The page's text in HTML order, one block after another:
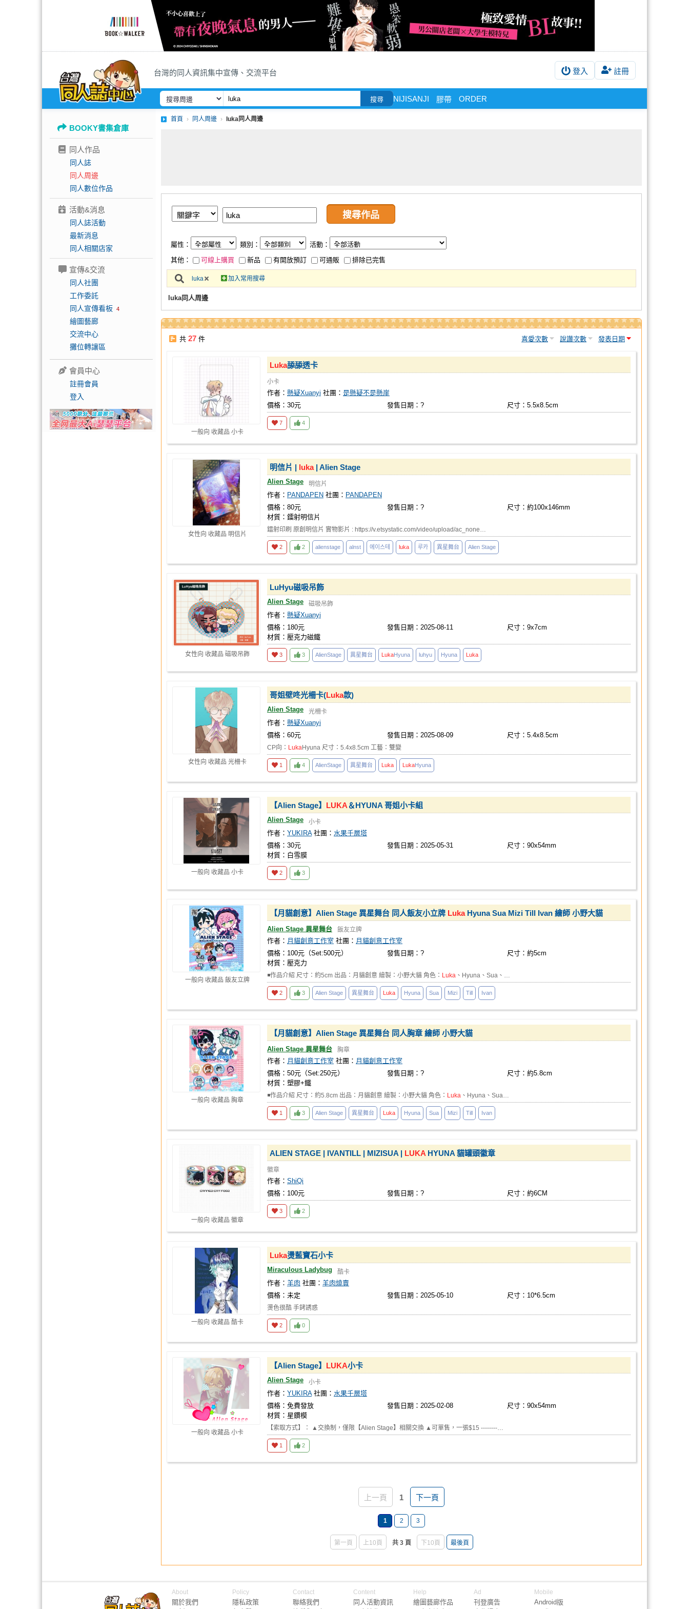
台灣的同人資訊集中宣傳、交流平台 登入 註冊
搜尋 NIJISANJI 膠帶 ORDER
BOOKY書集倉庫
同人作品
同人誌
同人周邊
同人數位作品
活動&消息
同人誌活動
最新消息
同人相關店家
宣傳&交流
同人社團
工作委託
同人宣傳看板 4
繪圖藝廊
交流中心
攤位轉讓區
會員中心
註冊會員
登入
首頁 同人周邊 luka同人周邊
屬性： 類別：
活動：
其他：
可線上購買 新品 有開放預訂 可通販 排除已完售
luka 加入常用搜尋
luka同人周邊
共 27 件 喜愛次數 說讚次數 發表日期
一般向 收藏品 小卡
Luka舔舔透卡
小卡
作者： 懸疑Xuanyi 社團： 是懸疑不是懸崖
價格：30元
發售日期：? 尺寸：5.5x8.5cm
7 4
女性向 收藏品 明信片
明信片 | luka| Alien Stage
Alien Stage 明信片
作者： PANDAPEN 社團： PANDAPEN
價格：80元
發售日期：?
尺寸：約100x146mm
材質：鐳射明信片
鐳射印刷 原創明信片 實物影片 : https://v.etsystatic.com/video/upload/ac_none…
2 2 alienstage alnst 에이스테 luka 루카 異星舞台 Alien Stage
女性向 收藏品 磁吸吊飾
LuHyu磁吸吊飾
Alien Stage 磁吸吊飾
作者： 懸疑Xuanyi
價格：180元
發售日期：2025-08-11
尺寸：9x7cm
材質：壓克力磁鐵
3 3 AlienStage 異星舞台 LukaHyuna luhyu Hyuna Luka
女性向 收藏品 光柵卡
哥姐壁咚光柵卡(Luka款)
Alien Stage 光柵卡
作者： 懸疑Xuanyi
價格：60元
發售日期：2025-08-09 尺寸：5.4x8.5cm
CP向： LukaHyuna 尺寸：5.4x8.5cm 工藝：雙變
1 4 AlienStage 異星舞台 Luka LukaHyuna
一般向 收藏品 小卡
【Alien Stage】 LUKA ＆HYUNA 哥姐小卡組
Alien Stage 小卡
作者： YUKIRA 社團： 水果千層塔
價格：30元
發售日期：2025-05-31
尺寸：90x54mm
材質：白雪膜
2 3
一般向 收藏品 飯友立牌
【月貓創意】Alien Stage 異星舞台 同人飯友小立牌 LukaHyuna Sua Mizi Till Ivan 繪師 小野大貓
Alien Stage 異星舞台 飯友立牌
作者： 月貓創意工作室 社團： 月貓創意工作室
價格：100元（Set:500元）
發售日期：?
尺寸：約5cm
材質：壓克力
◾作品介紹 尺寸：約5cm 出品：月貓創意 繪製：小野大貓 角色： Luka 、Hyuna、Sua、…
2 3 Alien Stage 異星舞台 Luka Hyuna Sua Mizi Till Ivan
一般向 收藏品 胸章
【月貓創意】Alien Stage 異星舞台 同人胸章 繪師 小野大貓
Alien Stage 異星舞台 胸章
作者： 月貓創意工作室 社團： 月貓創意工作室
價格：50元（Set:250元）
發售日期：?
尺寸：約5.8cm
材質：塑膠+鐵
◾作品介紹 尺寸：約5.8cm 出品：月貓創意 繪製：小野大貓 角色： Luka 、Hyuna、Sua…
1 3 Alien Stage 異星舞台 Luka Hyuna Sua Mizi Till Ivan
一般向 收藏品 徽章
ALIEN STAGE | IVANTILL | MIZISUA | LUKA HYUNA 貓罐頭徽章
徽章
作者： ShiQi
價格：100元
發售日期：? 尺寸：約6CM
3 2
一般向 收藏品 酷卡
Luka燙藍寶石小卡
Miraculous Ladybug 酷卡
作者： 羊肉 社團： 羊肉燒賣
價格：未定
發售日期：2025-05-10 尺寸：10*6.5cm
燙色很酷 手銬誘惑
2 0
一般向 收藏品 小卡
【Alien Stage】 LUKA小卡
Alien Stage 小卡
作者： YUKIRA 社團： 水果千層塔
價格：免費發放
發售日期：2025-02-08
尺寸：90x54mm
材質：星鑽模
【索取方式】： ▲交換制，僅限【Alien Stage】相關交換 ▲可單售，一張$15 --------…
1 2
上一頁 1 下一頁
1 2 3
第一頁 上10頁 共 3 頁 下10頁 最後頁
About
關於我們
Policy
隱私政策
Contact
聯絡我們
Content
同人活動資訊
Help
繪圖藝廊作品
Ad
刊登廣告
Mobile
Android版